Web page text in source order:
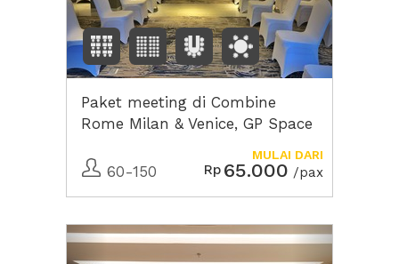
Paket meeting di Combine
Rome Milan & Venice, GP Space
60-150
Rp 65.000 /pax
MULAI DARI
Previous Next2